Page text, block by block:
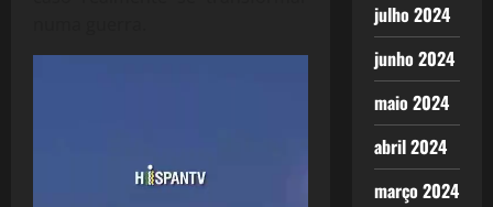
julho 2024
junho 2024
maio 2024
abril 2024
março 2024